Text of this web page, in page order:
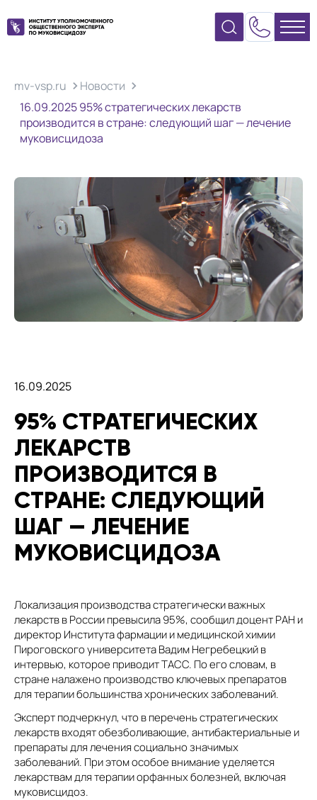
mv-vsp.ru
Новости
16.09.2025 95% стратегических лекарств
производится в стране: следующий шаг — лечение
муковисцидоза
16.09.2025
95% СТРАТЕГИЧЕСКИХ
ЛЕКАРСТВ
ПРОИЗВОДИТСЯ В
СТРАНЕ: СЛЕДУЮЩИЙ
ШАГ — ЛЕЧЕНИЕ
МУКОВИСЦИДОЗА
Локализация производства стратегически важных
лекарств в России превысила 95%, сообщил доцент РАН и
директор Института фармации и медицинской химии
Пироговского университета Вадим Негребецкий в
интервью, которое приводит ТАСС. По его словам, в
стране налажено производство ключевых препаратов
для терапии большинства хронических заболеваний.
Эксперт подчеркнул, что в перечень стратегических
лекарств входят обезболивающие, антибактериальные и
препараты для лечения социально значимых
заболеваний. При этом особое внимание уделяется
лекарствам для терапии орфанных болезней, включая
муковисцидоз.